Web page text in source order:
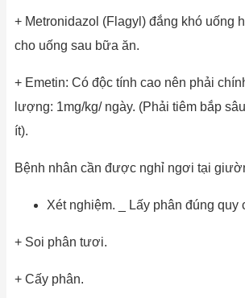
+ Metronidazol (Flagyl) đắng khó uống
cho uống sau bữa ăn.
+ Emetin: Có độc tính cao nên phải
lượng: 1mg/kg/ ngày. (Phải tiêm bắp
ít).
Bệnh nhân cần được nghỉ ngơi tại
Xét nghiệm. _ Lấy phân đúng quy
+ Soi phân tươi.
+ Cấy phân.